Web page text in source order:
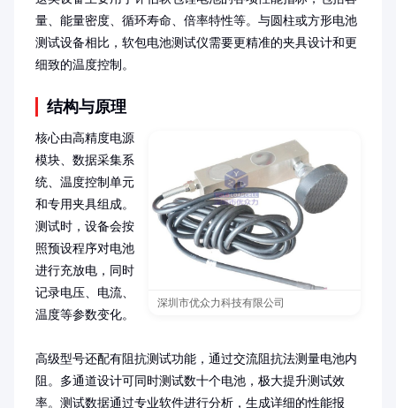
量、能量密度、循环寿命、倍率特性等。与圆柱或方形电池
测试设备相比，软包电池测试仪需要更精准的夹具设计和更
细致的温度控制。
结构与原理
深圳市优众力科技有限公司
核心由高精度电源
模块、数据采集系
统、温度控制单元
和专用夹具组成。
测试时，设备会按
照预设程序对电池
进行充放电，同时
记录电压、电流、
温度等参数变化。
高级型号还配有阻抗测试功能，通过交流阻抗法测量电池内
阻。多通道设计可同时测试数十个电池，极大提升测试效
率。测试数据通过专业软件进行分析，生成详细的性能报